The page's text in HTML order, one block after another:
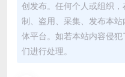
创发布。任何个人或组织
制、盗用、采集、发布本
体平台。如若本站内容侵
们进行处理。